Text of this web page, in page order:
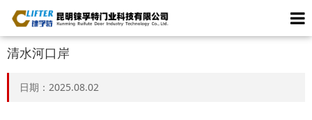
清水河口岸
日期：2025.08.02